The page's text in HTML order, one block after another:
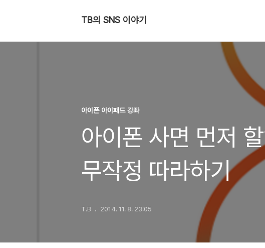
TB의 SNS 이야기
아이폰 아이패드 강좌
아이폰 사면 먼저
무작정 따라하기
T.B 2014. 11. 8. 23:05